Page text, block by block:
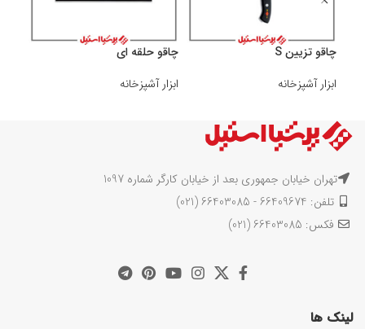
چاقو تزیین S
ابزار آشپزخانه
چاقو حلقه ای
ابزار آشپزخانه
تهران خیابان جمهوری بعد از خیابان کارگر شماره 1097
تلفن: 66409674 - 66403085 (021)
فکس: 66403085 (021)
لینک ها